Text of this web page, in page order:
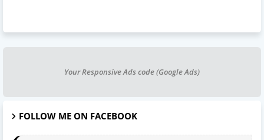
Your Responsive Ads code (Google Ads)
FOLLOW ME ON FACEBOOK